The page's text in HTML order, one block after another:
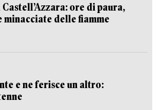
ore di paura,
minacciate delle fiamme
e ne ferisce un altro: